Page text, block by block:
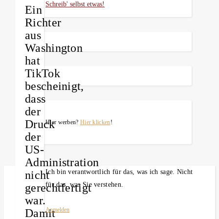
Ein
Richter
aus
Washington
hat
TikTok
bescheinigt,
dass
der
Druck
der
US-
Administration
nicht
gerechtfertigt
war.
Damit
Schreib' selbst etwas!
Hier werben? Hier klicken!
Ich bin verantwortlich für das, was ich sage. Nicht
für das, was Sie verstehen.
Anmelden